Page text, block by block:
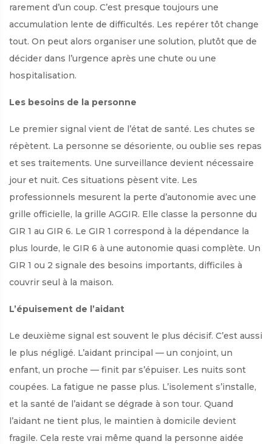
rarement d’un coup. C’est presque toujours une
accumulation lente de difficultés. Les repérer tôt change
tout. On peut alors organiser une solution, plutôt que de
décider dans l’urgence après une chute ou une
hospitalisation.
Les besoins de la personne
Le premier signal vient de l’état de santé. Les chutes se
répètent. La personne se désoriente, ou oublie ses repas
et ses traitements. Une surveillance devient nécessaire
jour et nuit. Ces situations pèsent vite. Les
professionnels mesurent la perte d’autonomie avec une
grille officielle, la grille AGGIR. Elle classe la personne du
GIR 1 au GIR 6. Le GIR 1 correspond à la dépendance la
plus lourde, le GIR 6 à une autonomie quasi complète. Un
GIR 1 ou 2 signale des besoins importants, difficiles à
couvrir seul à la maison.
L’épuisement de l’aidant
Le deuxième signal est souvent le plus décisif. C’est aussi
le plus négligé. L’aidant principal — un conjoint, un
enfant, un proche — finit par s’épuiser. Les nuits sont
coupées. La fatigue ne passe plus. L’isolement s’installe,
et la santé de l’aidant se dégrade à son tour. Quand
l’aidant ne tient plus, le maintien à domicile devient
fragile. Cela reste vrai même quand la personne aidée